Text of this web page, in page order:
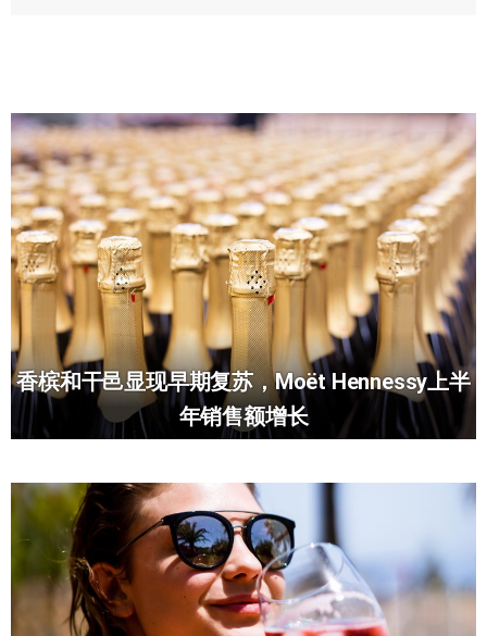
香槟和干邑显现早期复苏，Moët Hennessy上半
年销售额增长